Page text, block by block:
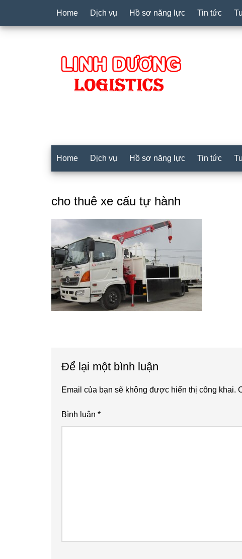
Home Dịch vụ Hồ sơ năng lực Tin tức
Home Dịch vụ Hồ sơ năng lực Tin tức
cho thuê xe cẩu tự hành
Interactions
Để lại một bình luận
Email của bạn sẽ không được hiển thị công khai.
Bình luận *